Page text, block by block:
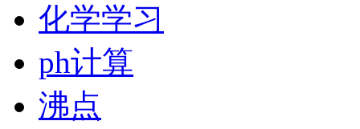
化学学习
ph计算
沸点